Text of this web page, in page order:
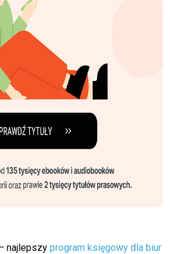
najlepszy program księgowy dla biur